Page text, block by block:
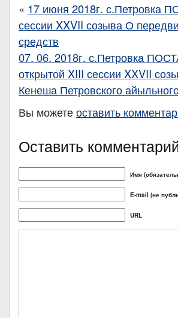
« 17 июня 2018г.
сессии XXVII созыва О
средств
07. 06. 2018г. с.Петровка
открытой XIII сессии XXVII
Кенеша Петровского
Вы можетеоставить
Оставить
Имя
E-mail (не
URL